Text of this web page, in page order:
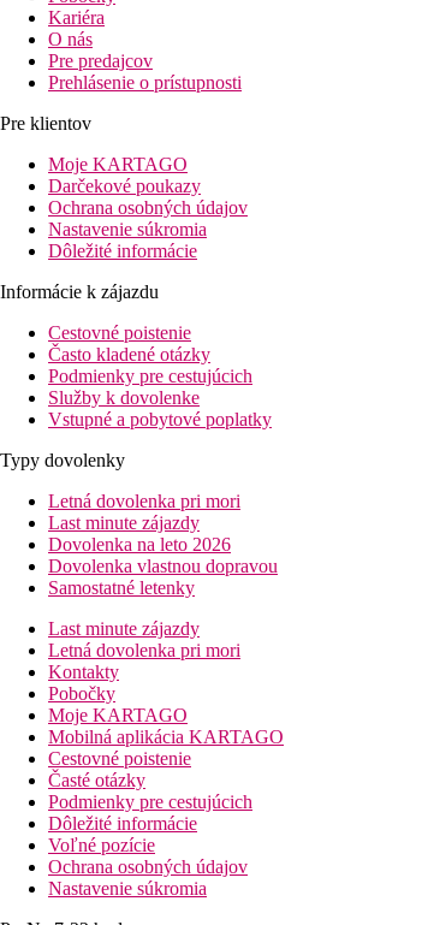
Kariéra
O nás
Pre predajcov
Prehlásenie o prístupnosti
Pre klientov
Moje KARTAGO
Darčekové poukazy
Ochrana osobných údajov
Nastavenie súkromia
Dôležité informácie
Informácie k zájazdu
Cestovné poistenie
Často kladené otázky
Podmienky pre cestujúcich
Služby k dovolenke
Vstupné a pobytové poplatky
Typy dovolenky
Letná dovolenka pri mori
Last minute zájazdy
Dovolenka na leto 2026
Dovolenka vlastnou dopravou
Samostatné letenky
Last minute zájazdy
Letná dovolenka pri mori
Kontakty
Pobočky
Moje KARTAGO
Mobilná aplikácia KARTAGO
Cestovné poistenie
Časté otázky
Podmienky pre cestujúcich
Dôležité informácie
Voľné pozície
Ochrana osobných údajov
Nastavenie súkromia